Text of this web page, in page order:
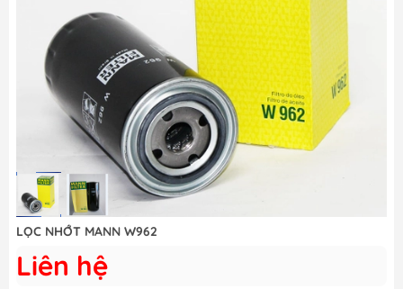
LỌC NHỚT MANN W962
Liên hệ